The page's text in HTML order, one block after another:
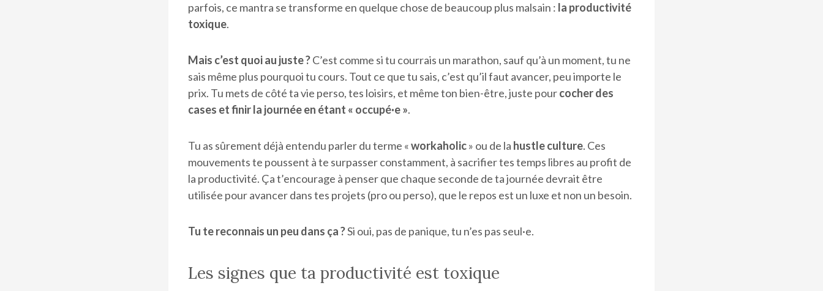
parfois, ce mantra se transforme en quelque chose de beaucoup plus malsain : la productivité
toxique.
Mais c’est quoi au juste ?C’est comme si tu courrais un marathon, sauf qu’à un moment, tu ne
sais même plus pourquoi tu cours. Tout ce que tu sais, c’est qu’il faut avancer, peu importe le
prix. Tu mets de côté ta vie perso, tes loisirs, et même ton bien-être, juste pourcocher des
cases et finir la journée en étant « occupé·e ».
Tu as sûrement déjà entendu parler du terme «workaholic» ou de la hustle culture. Ces
mouvements te poussent à te surpasser constamment, à sacrifier tes temps libres au profit de
la productivité. Ça t’encourage à penser que chaque seconde de ta journée devrait être
utilisée pour avancer dans tes projets (pro ou perso), que le repos est un luxe et non un besoin.
Tu te reconnais un peu dans ça ?Si oui, pas de panique, tu n’es pas seul·e.
Les signes que ta productivité est toxique